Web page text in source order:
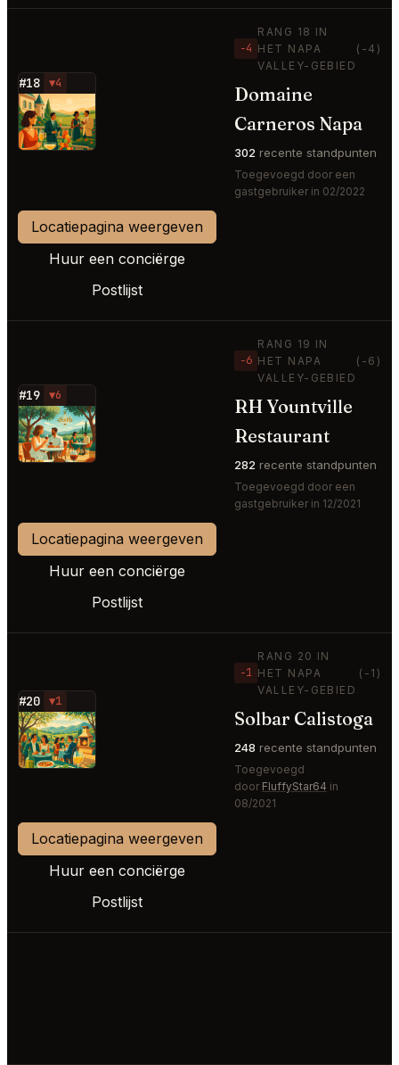
#18 ▼4
⭐
−4
RANG 18 IN
HET NAPA
VALLEY-GEBIED
(-4)
Domaine
Carneros Napa
302 recente standpunten
Toegevoegd door een
gastgebruiker in 02/2022
Locatiepagina weergeven
Huur een conciërge
Postlijst
#19 ▼6
⭐
−6
RANG 19 IN
HET NAPA
VALLEY-GEBIED
(-6)
RH Yountville
Restaurant
282 recente standpunten
Toegevoegd door een
gastgebruiker in 12/2021
Locatiepagina weergeven
Huur een conciërge
Postlijst
#20 ▼1
⭐
−1
RANG 20 IN
HET NAPA
VALLEY-GEBIED
(-1)
Solbar Calistoga
248 recente standpunten
Toegevoegd
door FluffyStar64 in
08/2021
Locatiepagina weergeven
Huur een conciërge
Postlijst